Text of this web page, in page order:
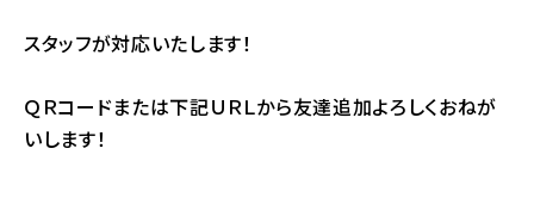
スタッフが対応いたします！
ＱＲコードまたは下記ＵＲＬから友達追加よろしくおねが
いします！